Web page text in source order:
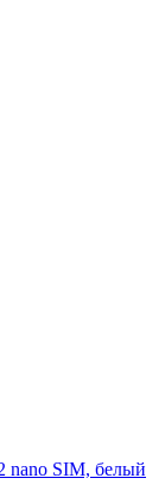
nano SIM, белый